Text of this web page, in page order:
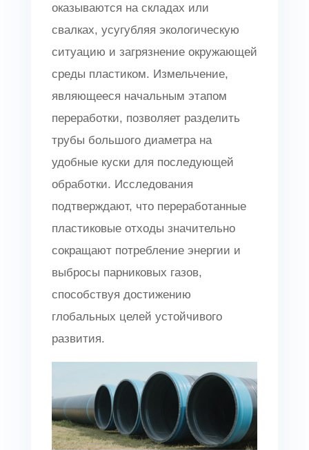
оказываются на складах или
свалках, усугубляя экологическую
ситуацию и загрязнение окружающей
среды пластиком. Измельчение,
являющееся начальным этапом
переработки, позволяет разделить
трубы большого диаметра на
удобные куски для последующей
обработки. Исследования
подтверждают, что переработанные
пластиковые отходы значительно
сокращают потребление энергии и
выбросы парниковых газов,
способствуя достижению
глобальных целей устойчивого
развития.